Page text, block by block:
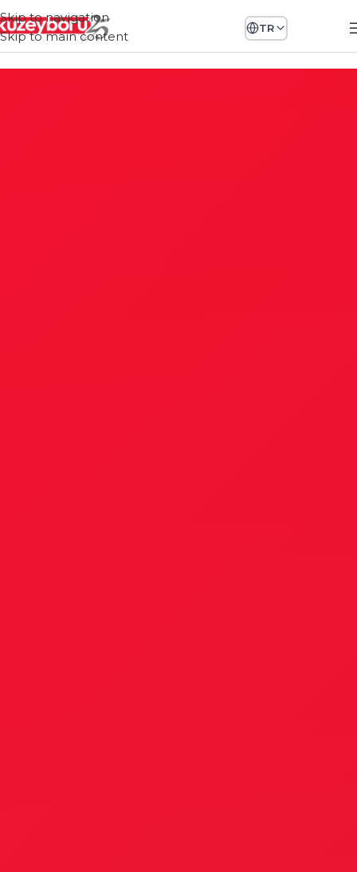
Skip to navigation
Skip to main content
TR